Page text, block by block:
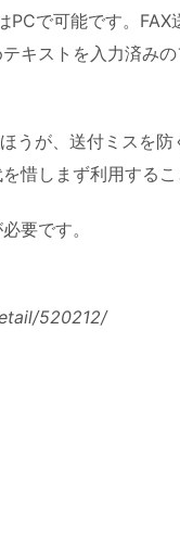
で可能です。
キストを入力済み
うが、送付ミスを
惜しまず利用するこ
要です。
520212/